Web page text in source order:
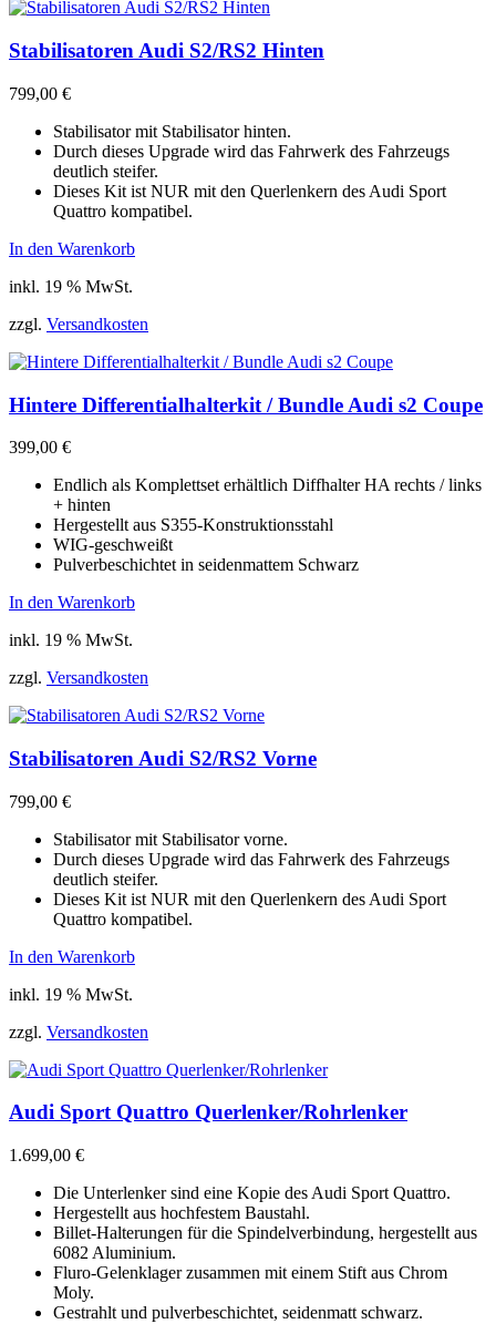
Stabilisatoren Audi S2/RS2 Hinten
799,00 €
Stabilisator mit Stabilisator hinten.
Durch dieses Upgrade wird das Fahrwerk des Fahrzeugs
deutlich steifer.
Dieses Kit ist NUR mit den Querlenkern des Audi Sport
Quattro kompatibel.
In den Warenkorb
inkl. 19 % MwSt.
zzgl. Versandkosten
Hintere Differentialhalterkit / Bundle Audi s2 Coupe
399,00 €
Endlich als Komplettset erhältlich Diffhalter HA rechts / links
+ hinten
Hergestellt aus S355-Konstruktionsstahl
WIG-geschweißt
Pulverbeschichtet in seidenmattem Schwarz
In den Warenkorb
inkl. 19 % MwSt.
zzgl. Versandkosten
Stabilisatoren Audi S2/RS2 Vorne
799,00 €
Stabilisator mit Stabilisator vorne.
Durch dieses Upgrade wird das Fahrwerk des Fahrzeugs
deutlich steifer.
Dieses Kit ist NUR mit den Querlenkern des Audi Sport
Quattro kompatibel.
In den Warenkorb
inkl. 19 % MwSt.
zzgl. Versandkosten
Audi Sport Quattro Querlenker/Rohrlenker
1.699,00 €
Die Unterlenker sind eine Kopie des Audi Sport Quattro.
Hergestellt aus hochfestem Baustahl.
Billet-Halterungen für die Spindelverbindung, hergestellt aus
6082 Aluminium.
Fluro-Gelenklager zusammen mit einem Stift aus Chrom
Moly.
Gestrahlt und pulverbeschichtet, seidenmatt schwarz.